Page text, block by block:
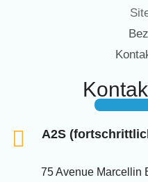
A2S
75 Avenue Marcellin